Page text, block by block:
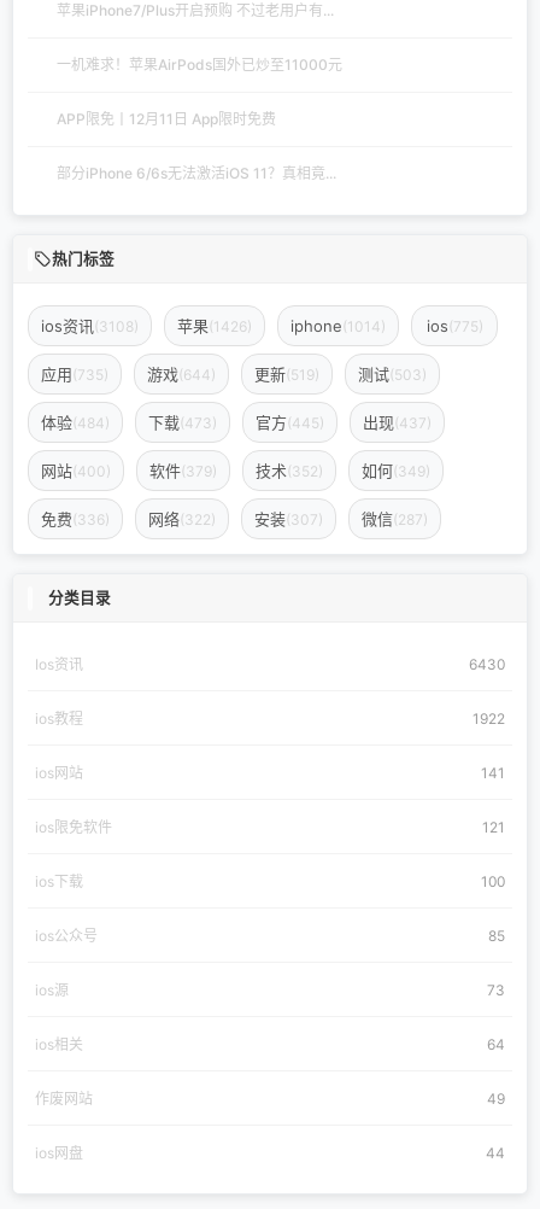
苹果iPhone7/Plus开启预购 不过老用户有...
一机难求！苹果AirPods国外已炒至11000元
APP限免丨12月11日 App限时免费
部分iPhone 6/6s无法激活iOS 11？真相竟...
热门标签
ios资讯 (3108) 苹果(1426) iphone(1014) ios(775)
应用(735) 游戏(644) 更新(519) 测试(503)
体验(484) 下载(473) 官方(445) 出现(437)
网站(400) 软件(379) 技术(352) 如何(349)
免费(336) 网络(322) 安装(307) 微信(287)
分类目录
Ios资讯 6430
ios教程 1922
ios网站 141
ios限免软件 121
ios下载 100
ios公众号 85
ios源 73
ios相关 64
作废网站 49
ios网盘 44